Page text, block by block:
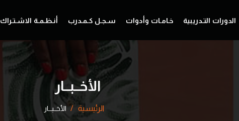
الدورات التـدريبية خـامـات وأدوات سـجـل كـمـدرب أنـظـمـة الاشـتـراك
الأخــبــار
الرئيسية الأخــبــار